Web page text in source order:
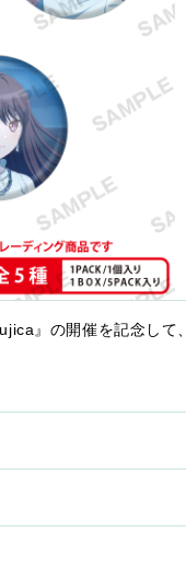
』の開催を記念して、